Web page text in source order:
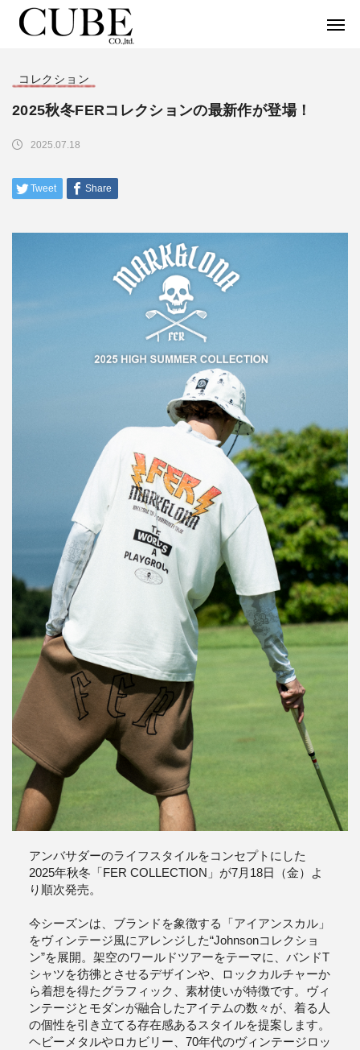
コレクション
2025秋冬FERコレクションの最新作が登場！
2025.07.18
アンバサダーのライフスタイルをコンセプトにした
2025年秋冬「FER COLLECTION」が7月18日（金）よ
り順次発売。
今シーズンは、ブランドを象徴する「アイアンスカル」
をヴィンテージ風にアレンジした“Johnsonコレクショ
ン”を展開。架空のワールドツアーをテーマに、バンドT
シャツを彷彿とさせるデザインや、ロックカルチャーか
ら着想を得たグラフィック、素材使いが特徴です。ヴィ
ンテージとモダンが融合したアイテムの数々が、着る人
の個性を引き立てる存在感あるスタイルを提案します。
ヘビーメタルやロカビリー、70年代のヴィンテージロッ